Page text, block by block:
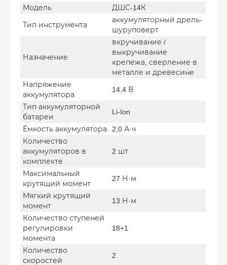
Модель
ДШС-14К
Тип инструмента
аккумуляторный дрель-
шуруповерт
Назначение
вкручивание /
выкручивание
крепежа, сверление в
металле и древесине
Напряжение
аккумулятора
14,4 В
Тип аккумуляторной
батареи
Li-Ion
Ёмкость аккумулятора
2,0 А·ч
Количество
аккумуляторов в
комплекте
2 шт
Максимальный
крутящий момент
27 Н·м
Мягкий крутящий
момент
13 Н·м
Количество ступеней
регулировки
момента
18+1
Количество
скоростей
2